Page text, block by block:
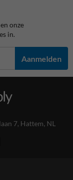
onze
in.
Aanmelden
7, Hattem, NL